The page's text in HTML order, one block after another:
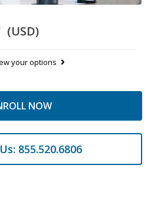
(USD)
your options
NOW
855.520.6806